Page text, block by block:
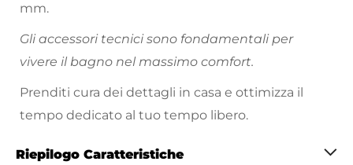
mm.
Gli accessori tecnici sono fondamentali per
vivere il bagno nel massimo comfort.
Prenditi cura dei dettagli in casa e ottimizza il
tempo dedicato al tuo tempo libero.
Riepilogo Caratteristiche